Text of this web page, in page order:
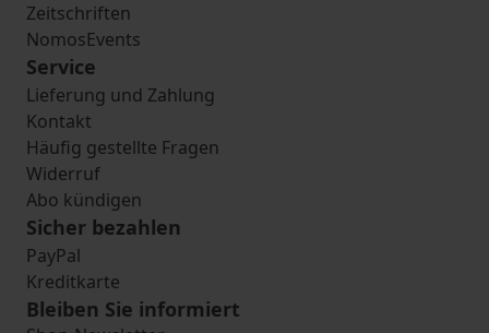
Zeitschriften
NomosEvents
Service
Lieferung und Zahlung
Kontakt
Häufig gestellte Fragen
Widerruf
Abo kündigen
Sicher bezahlen
PayPal
Kreditkarte
Bleiben Sie informiert